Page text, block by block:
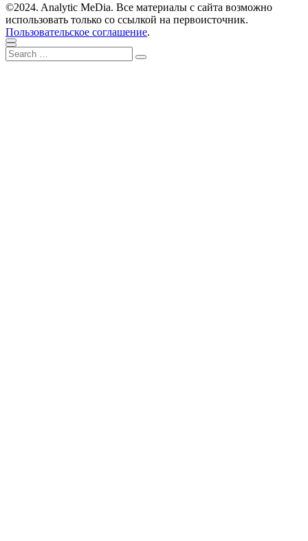
©2024. Analytic MeDia. Все материалы с сайта возможно
использовать только со ссылкой на первоисточник.
Пользовательское соглашение.
Scroll
to
Close
Search
for:
Search